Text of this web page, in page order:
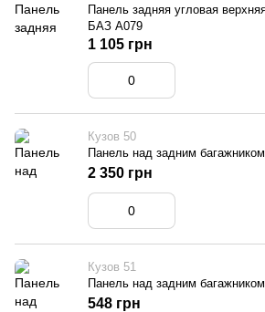
Панель задняя угловая
БАЗ А079
1 105 грн
Кузов 50
Панель над задним
2 350 грн
Кузов 51
Панель над задним
548 грн